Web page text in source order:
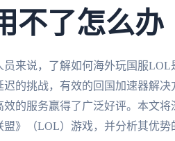
不了怎么办
来说，了解如何海外玩国服
的挑战，有效的回国加速器解决
的服务赢得了广泛好评。本文
》（LOL）游戏，并分析其优势